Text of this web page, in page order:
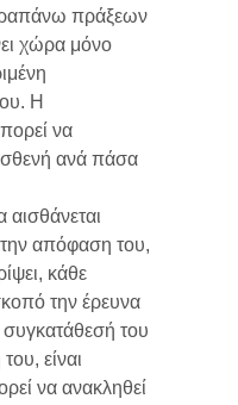
πράξεων
χώρα μόνο
Η
να
ανά πάσα
απόφαση του,
κάθε
την έρευνα
του
είναι
να ανακληθεί